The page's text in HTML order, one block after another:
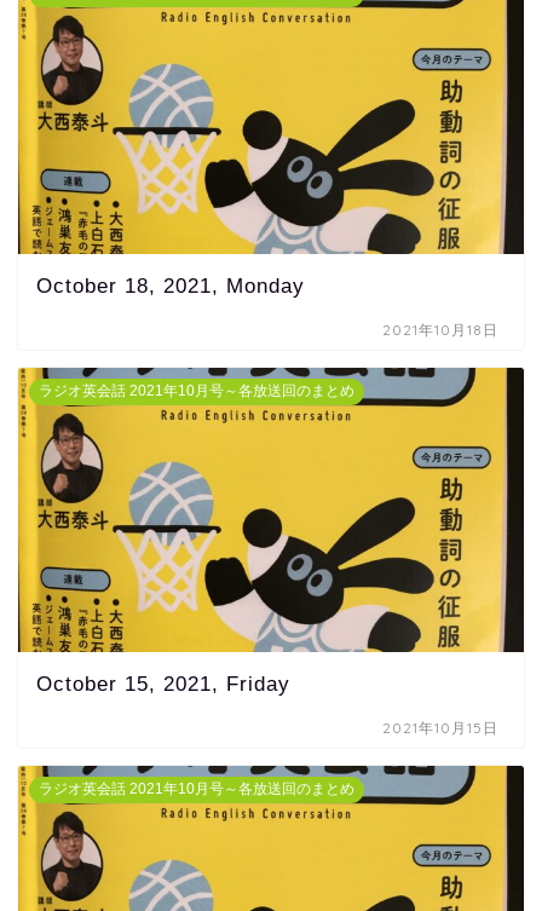
October 18, 2021, Monday
2021年10月18日
ラジオ英会話 2021年10月号～各放送回のまとめ
October 15, 2021, Friday
2021年10月15日
ラジオ英会話 2021年10月号～各放送回のまとめ